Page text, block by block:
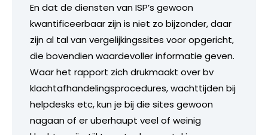
En dat de diensten van ISP’s gewoon
kwantificeerbaar zijn is niet zo bijzonder, daar
zijn al tal van vergelijkingssites voor opgericht,
die bovendien waardevoller informatie geven.
Waar het rapport zich drukmaakt over bv
klachtafhandelingsprocedures, wachttijden bij
helpdesks etc, kun je bij die sites gewoon
nagaan of er uberhaupt veel of weinig